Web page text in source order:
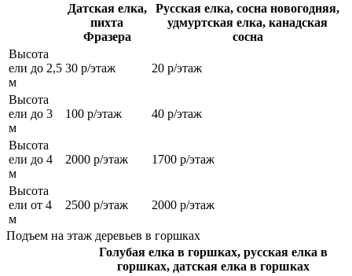
Датская елка,
пихта
Фразера
Русская елка, сосна новогодняя,
удмуртская елка, канадская
сосна
Высота
ели до 2,5
м
30 р/этаж 20 р/этаж
Высота
ели до 3
м
100 р/этаж 40 р/этаж
Высота
ели до 4
м
2000 р/этаж 1700 р/этаж
Высота
ели от 4
м
2500 р/этаж 2000 р/этаж
Подъем на этаж деревьев в горшках
Голубая елка в горшках, русская елка в
горшках, датская елка в горшках